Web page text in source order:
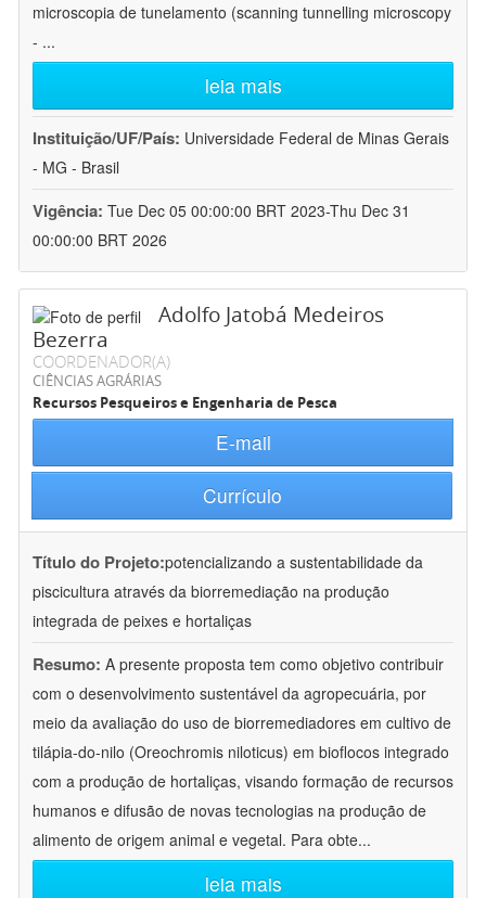
microscopia de tunelamento (scanning tunnelling microscopy
- ...
leia mais
Instituição/UF/País: Universidade Federal de Minas Gerais
- MG - Brasil
Vigência: Tue Dec 05 00:00:00 BRT 2023-Thu Dec 31
00:00:00 BRT 2026
Adolfo Jatobá Medeiros
Bezerra
COORDENADOR(A)
CIÊNCIAS AGRÁRIAS
Recursos Pesqueiros e Engenharia de Pesca
E-mail
Currículo
Título do Projeto:potencializando a sustentabilidade da
piscicultura através da biorremediação na produção
integrada de peixes e hortaliças
Resumo: A presente proposta tem como objetivo contribuir
com o desenvolvimento sustentável da agropecuária, por
meio da avaliação do uso de biorremediadores em cultivo de
tilápia-do-nilo (Oreochromis niloticus) em bioflocos integrado
com a produção de hortaliças, visando formação de recursos
humanos e difusão de novas tecnologias na produção de
alimento de origem animal e vegetal. Para obte...
leia mais